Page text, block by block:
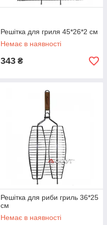
Решітка для гриля 45*26*2 см
Немає в наявності
343 ₴
Решітка для риби гриль 36*25
см
Немає в наявності